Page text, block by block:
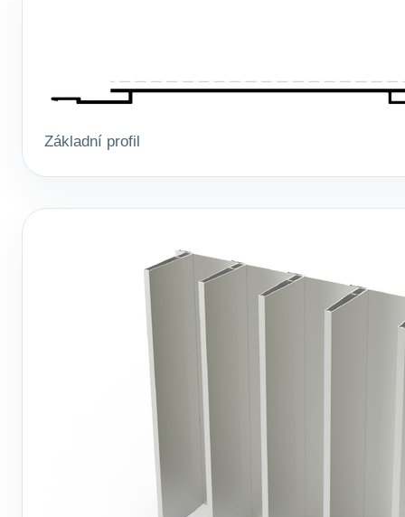
Základní profil